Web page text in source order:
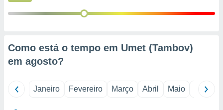
de
ou aceder
Como está o tempo em Umet (Tambov)
em agosto?
Janeiro Fevereiro Março Abril Maio Junho